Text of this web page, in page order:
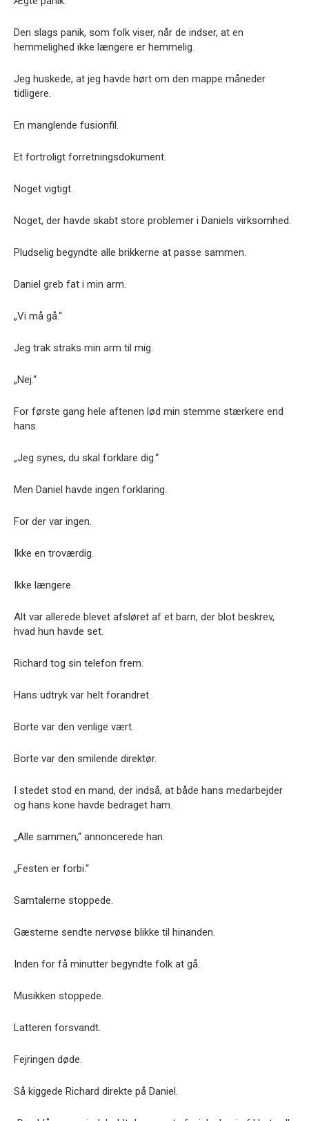
Den slags panik, som folk viser, når de indser, at en
hemmelighed ikke længere er hemmelig.
Jeg huskede, at jeg havde hørt om den mappe måneder
tidligere.
En manglende fusionfil.
Et fortroligt forretningsdokument.
Noget vigtigt.
Noget, der havde skabt store problemer i Daniels virksomhed.
Pludselig begyndte alle brikkerne at passe sammen.
Daniel greb fat i min arm.
„Vi må gå.“
Jeg trak straks min arm til mig.
„Nej.“
For første gang hele aftenen lød min stemme stærkere end
hans.
„Jeg synes, du skal forklare dig.“
Men Daniel havde ingen forklaring.
For der var ingen.
Ikke en troværdig.
Ikke længere.
Alt var allerede blevet afsløret af et barn, der blot beskrev,
hvad hun havde set.
Richard tog sin telefon frem.
Hans udtryk var helt forandret.
Borte var den venlige vært.
Borte var den smilende direktør.
I stedet stod en mand, der indså, at både hans medarbejder
og hans kone havde bedraget ham.
„Alle sammen,“ annoncerede han.
„Festen er forbi.“
Samtalerne stoppede.
Gæsterne sendte nervøse blikke til hinanden.
Inden for få minutter begyndte folk at gå.
Musikken stoppede.
Latteren forsvandt.
Fejringen døde.
Så kiggede Richard direkte på Daniel.